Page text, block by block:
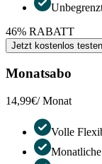
46% RABATT
Jetzt kostenlos testen
Monatsabo
14,99€/ Monat
Volle